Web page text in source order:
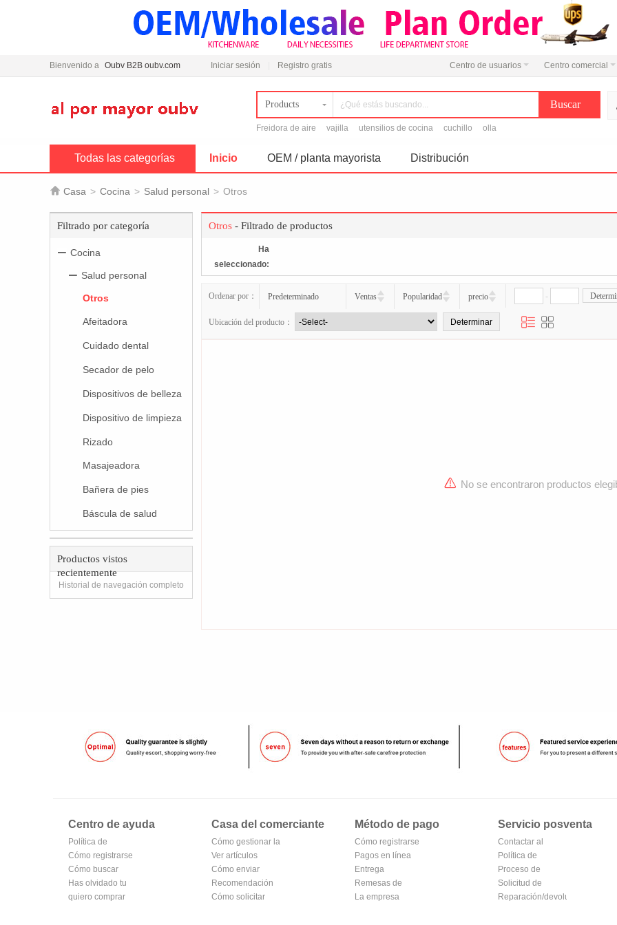
Bienvenido a Oubv B2B oubv.com Iniciar sesión Registro gratis Centro de usuarios Centro comercial
Products
Freidora de aire vajilla utensilios de cocina cuchillo olla
Todas las categorías Inicio OEM / planta mayorista Distribución
 Casa > Cocina > Salud personal > Otros
Filtrado por categoría
Cocina
Salud personal
Otros
Afeitadora
Cuidado dental
Secador de pelo
Dispositivos de belleza
Dispositivo de limpieza
Rizado
Masajeadora
Bañera de pies
Báscula de salud
Productos vistos
recientemente
Historial de navegación completo
Otros - Filtrado de productos
Ha
seleccionado:
Ordenar por： Predeterminado Ventas Popularidad precio -
Ubicación del producto：
No se encontraron productos
Centro de ayuda
Política de
privacidad de
Oubv
Cómo registrarse
para hacerse
miembro
Cómo buscar
Has olvidado tu
contraseña
quiero comprar
Casa del comerciante
Cómo gestionar la
tienda
Ver artículos
vendidos
Cómo enviar
Recomendación
de productos del
Cómo solicitar
Método de pago
Cómo registrarse
en Alipay
Pagos en línea
Entrega
Remesas de
correos
La empresa
Servicio posventa
Contactar al
vendedor
Política de
devoluciones
Proceso de
devolución y
cambio
Solicitud de
reembolso
Reparación/devolución